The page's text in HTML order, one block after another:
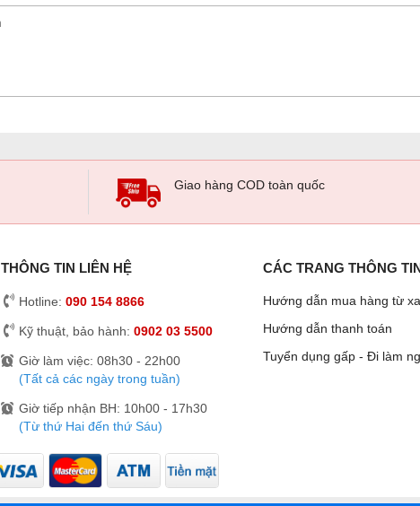
Giao hàng COD toàn quốc
THÔNG TIN LIÊN HỆ
Hotline: 090 154 8866
Kỹ thuật, bảo hành: 0902 03 5500
Giờ làm việc: 08h30 - 22h00
(Tất cả các ngày trong tuần)
Giờ tiếp nhận BH: 10h00 - 17h30
(Từ thứ Hai đến thứ Sáu)
CÁC TRANG THÔNG
Hướng dẫn mua hàng từ xa
Hướng dẫn thanh toán
Tuyển dụng gấp - Đi làm